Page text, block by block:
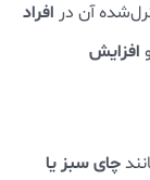
آن در افراد
افزایش
چای سبز یا